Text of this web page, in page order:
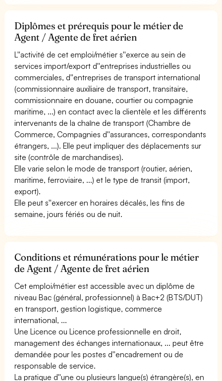
Diplômes et prérequis pour le métier de
Agent / Agente de fret aérien
L''activité de cet emploi/métier s''exerce au sein de
services import/export d''entreprises industrielles ou
commerciales, d''entreprises de transport international
(commissionnaire auxiliaire de transport, transitaire,
commissionnaire en douane, courtier ou compagnie
maritime, ...) en contact avec la clientèle et les différents
intervenants de la chaîne de transport (Chambre de
Commerce, Compagnies d''assurances, correspondants
étrangers, ...). Elle peut impliquer des déplacements sur
site (contrôle de marchandises).
Elle varie selon le mode de transport (routier, aérien,
maritime, ferroviaire, ...) et le type de transit (import,
export).
Elle peut s''exercer en horaires décalés, les fins de
semaine, jours fériés ou de nuit.
Conditions et rémunérations pour le métier
de Agent / Agente de fret aérien
Cet emploi/métier est accessible avec un diplôme de
niveau Bac (général, professionnel) à Bac+2 (BTS/DUT)
en transport, gestion logistique, commerce
international, ...
Une Licence ou Licence professionnelle en droit,
management des échanges internationaux, ... peut être
demandée pour les postes d''encadrement ou de
responsable de service.
La pratique d''une ou plusieurs langue(s) étrangère(s), en